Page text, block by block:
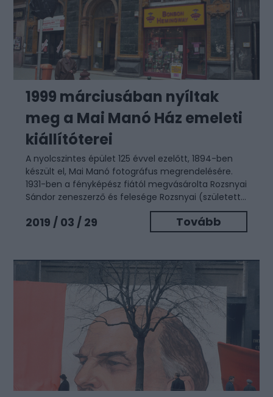
1999 márciusában nyíltak
meg a Mai Manó Ház emeleti
kiállítóterei
A nyolcszintes épület 125 évvel ezelőtt, 1894-ben
készült el, Mai Manó fotográfus megrendelésére.
1931-ben a fényképész fiától megvásárolta Rozsnyai
Sándor zeneszerző és felesége Rozsnyai (született...
2019 / 03 / 29 Tovább